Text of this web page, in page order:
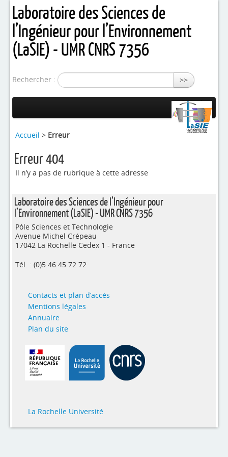
Laboratoire des Sciences de
l’Ingénieur pour l’Environnement
(LaSIE) - UMR CNRS 7356
Rechercher : >>
Activités / Projets
RUPEElab
Expertises
Intranet
Actualités
Accueil > Erreur
Erreur 404
Il n’y a pas de rubrique à cette adresse
Laboratoire des Sciences de l’Ingénieur pour
l’Environnement (LaSIE) - UMR CNRS 7356
Pôle Sciences et Technologie
Avenue Michel Crépeau
17042 La Rochelle Cedex 1 - France
Tél. : (0)5 46 45 72 72
Contacts et plan d’accès
Mentions légales
Annuaire
Plan du site
La Rochelle Université